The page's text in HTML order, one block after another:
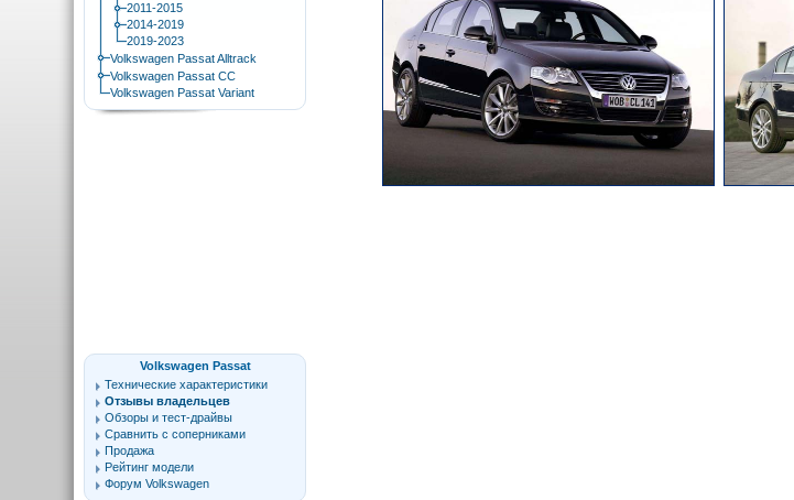
2011-2015
2014-2019
2019-2023
Volkswagen Passat Alltrack
Volkswagen Passat CC
Volkswagen Passat Variant
Volkswagen Passat
Технические характеристики
Отзывы владельцев
Обзоры и тест-драйвы
Сравнить с соперниками
Продажа
Рейтинг модели
Форум Volkswagen